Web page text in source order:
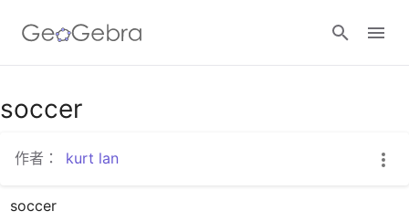
GeoGebra Classroom
soccer
作者： kurt lan
soccer